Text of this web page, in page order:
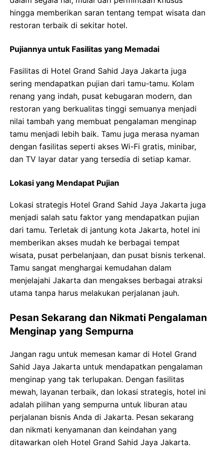
hingga memberikan saran tentang tempat wisata dan
restoran terbaik di sekitar hotel.
Pujiannya untuk Fasilitas yang Memadai
Fasilitas di Hotel Grand Sahid Jaya Jakarta juga
sering mendapatkan pujian dari tamu-tamu. Kolam
renang yang indah, pusat kebugaran modern, dan
restoran yang berkualitas tinggi semuanya menjadi
nilai tambah yang membuat pengalaman menginap
tamu menjadi lebih baik. Tamu juga merasa nyaman
dengan fasilitas seperti akses Wi-Fi gratis, minibar,
dan TV layar datar yang tersedia di setiap kamar.
Lokasi yang Mendapat Pujian
Lokasi strategis Hotel Grand Sahid Jaya Jakarta juga
menjadi salah satu faktor yang mendapatkan pujian
dari tamu. Terletak di jantung kota Jakarta, hotel ini
memberikan akses mudah ke berbagai tempat
wisata, pusat perbelanjaan, dan pusat bisnis terkenal.
Tamu sangat menghargai kemudahan dalam
menjelajahi Jakarta dan mengakses berbagai atraksi
utama tanpa harus melakukan perjalanan jauh.
Pesan Sekarang dan Nikmati Pengalaman
Menginap yang Sempurna
Jangan ragu untuk memesan kamar di Hotel Grand
Sahid Jaya Jakarta untuk mendapatkan pengalaman
menginap yang tak terlupakan. Dengan fasilitas
mewah, layanan terbaik, dan lokasi strategis, hotel ini
adalah pilihan yang sempurna untuk liburan atau
perjalanan bisnis Anda di Jakarta. Pesan sekarang
dan nikmati kenyamanan dan keindahan yang
ditawarkan oleh Hotel Grand Sahid Jaya Jakarta.